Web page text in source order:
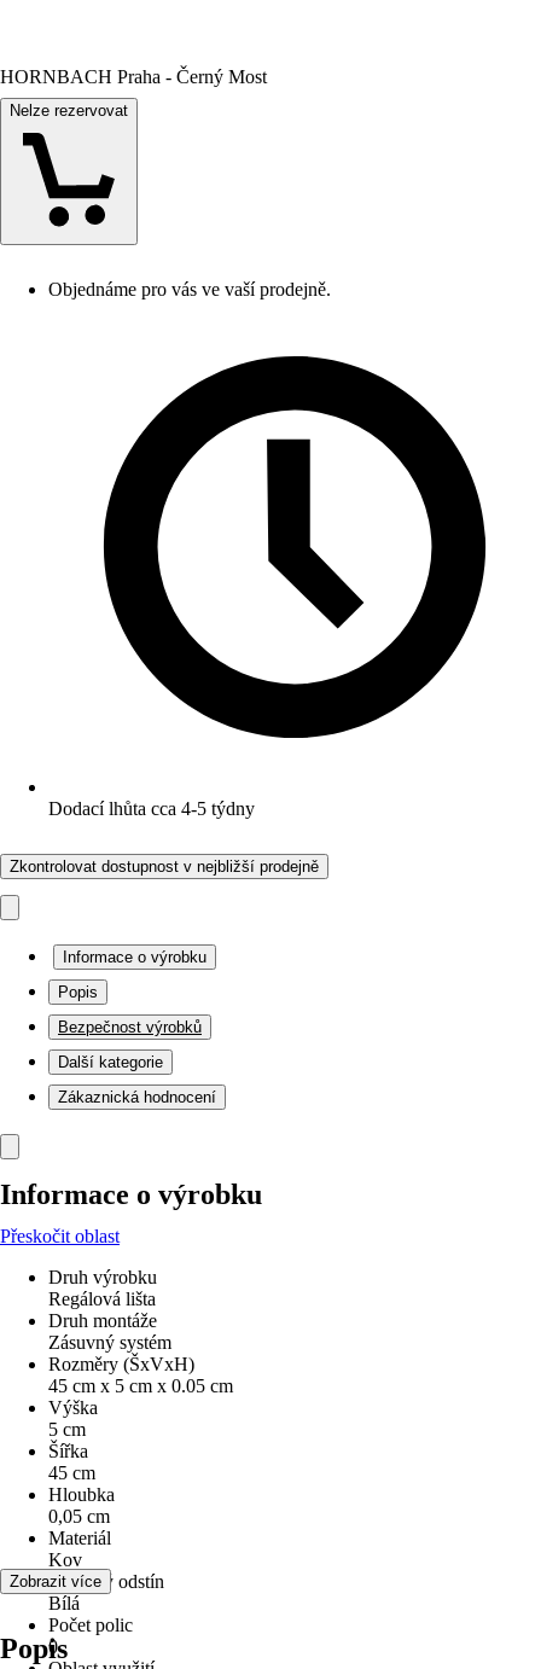
HORNBACH Praha - Černý Most
Nelze rezervovat
Objednáme pro vás ve vaší prodejně.
Dodací lhůta cca 4-5 týdny
Zkontrolovat dostupnost v nejbližší prodejně
Informace o výrobku
Popis
Bezpečnost výrobků
Další kategorie
Zákaznická hodnocení
Informace o výrobku
Přeskočit oblast
Druh výrobku
Regálová lišta
Druh montáže
Zásuvný systém
Rozměry (ŠxVxH)
45 cm x 5 cm x 0.05 cm
Výška
5 cm
Šířka
45 cm
Hloubka
0,05 cm
Materiál
Kov
Barevný odstín
Bílá
Počet polic
0
Zobrazit více
Popis